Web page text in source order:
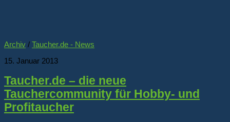
Archiv / Taucher.de - News
15. Januar 2013
Taucher.de – die neue
Tauchercommunity für Hobby- und
Profitaucher